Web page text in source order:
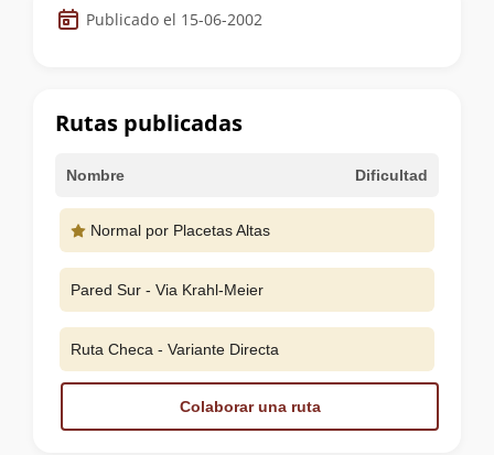
de
cumbre
Publicado el 15-06-2002
Rutas publicadas
Nombre Dificultad
Normal por Placetas Altas
Pared Sur - Via Krahl-Meier
Ruta Checa - Variante Directa
Colaborar una ruta